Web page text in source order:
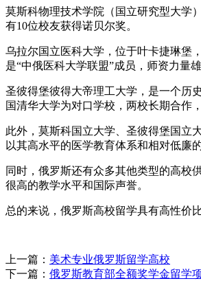
莫斯科物理技术学院‌（国立研究型大学
有10位校友获得诺贝尔奖‌。
乌拉尔国立医科大学‌，位于叶卡捷琳堡
是“中俄医科大学联盟”成员，师资力量
圣彼得堡彼得大帝理工大学‌，是一个历
国清华大学为对口学校，两校长期合作
此外，‌莫斯科国立大学‌、‌圣彼得堡国立
以其高水平的医学教育体系和相对低廉
同时，俄罗斯还有众多其他类型的高校
很高的教学水平和国际声誉。
总的来说，俄罗斯高校留学具有高性价
上一篇： 美术专业俄罗斯留学高校
下一篇： 俄罗斯教育部全额奖学金留学